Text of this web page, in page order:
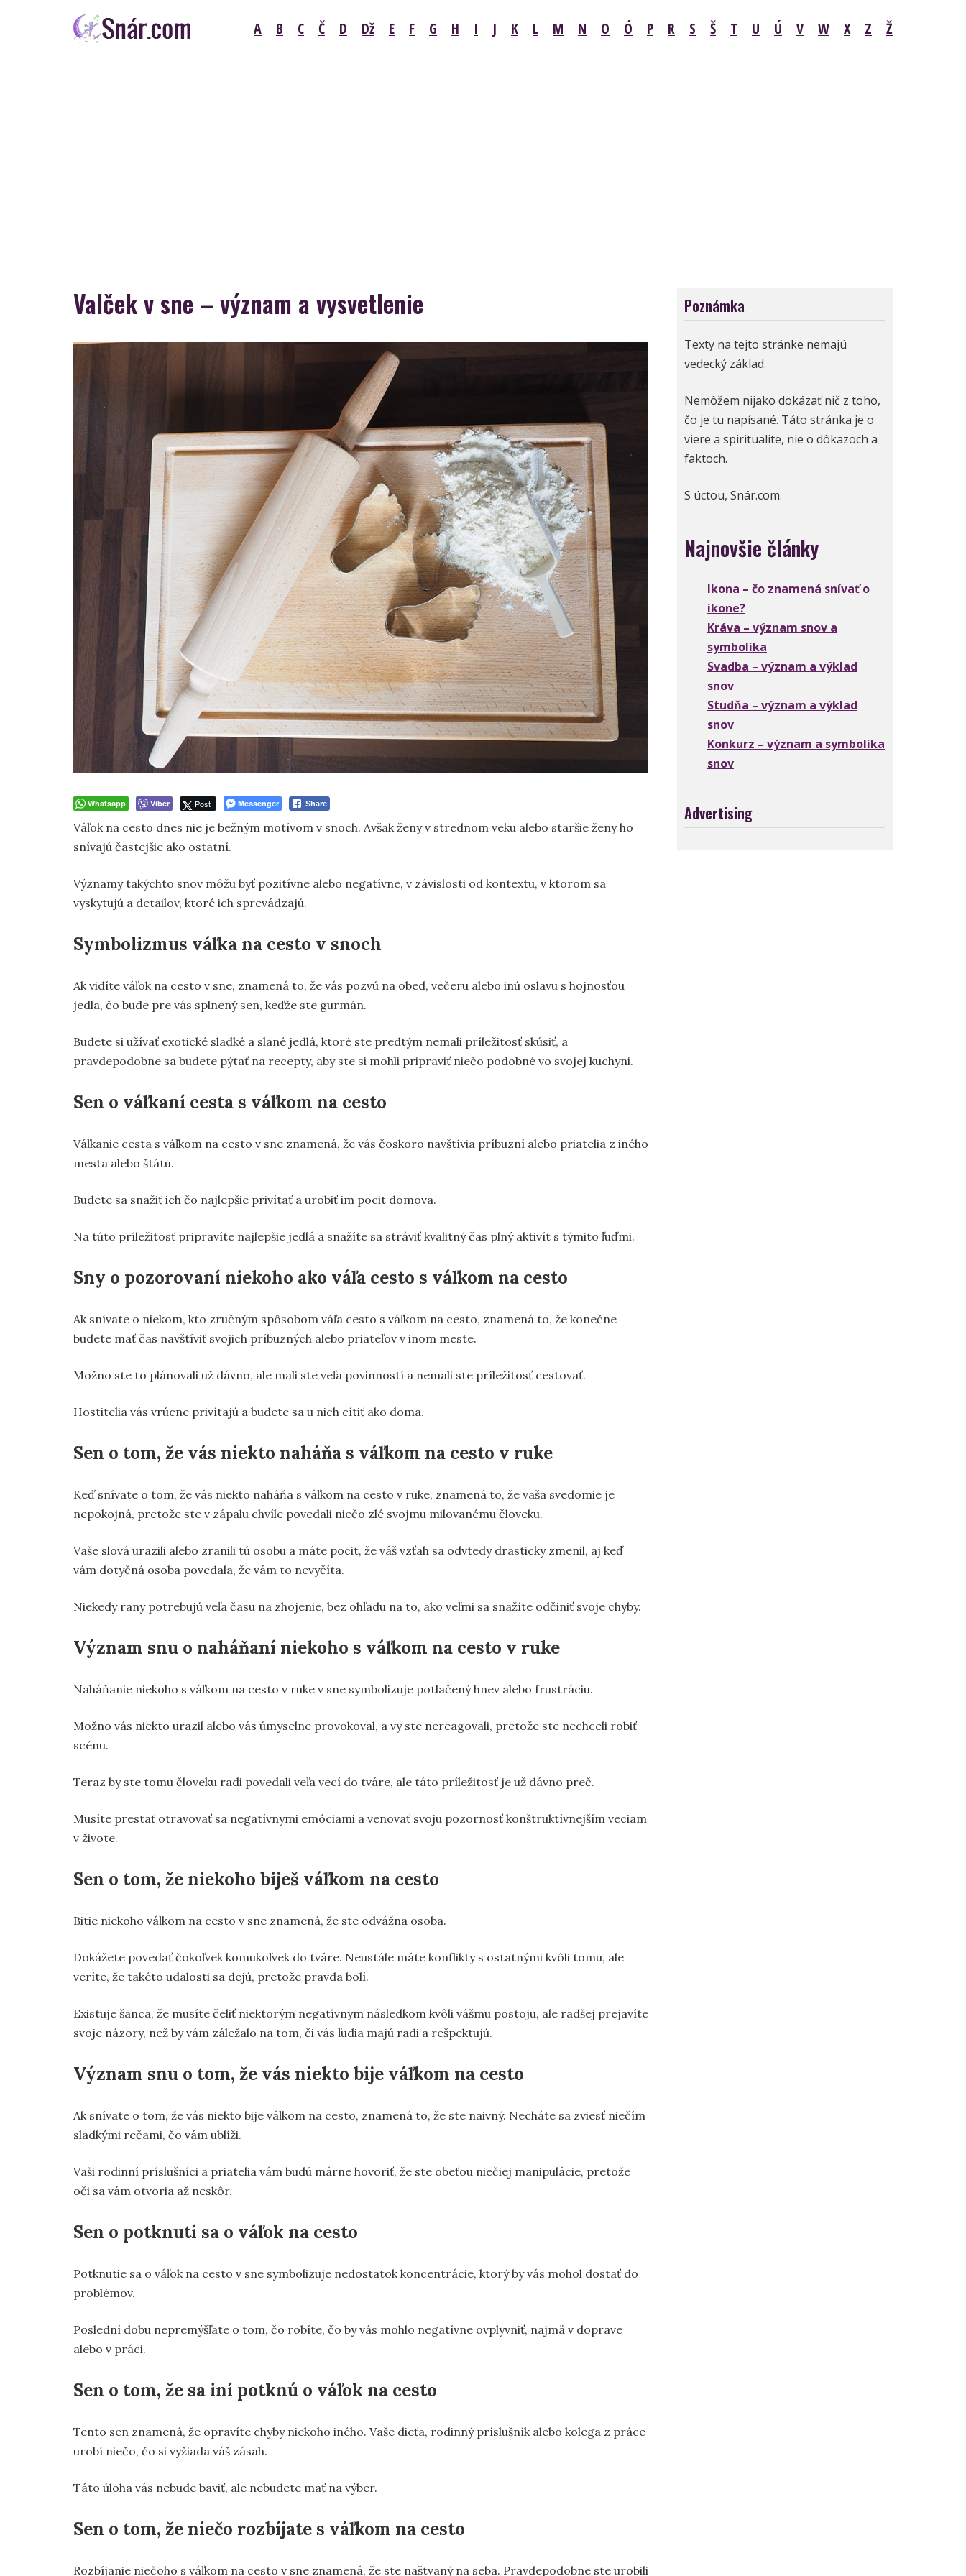
A B C Č D Dž E F G H I J K L M N O Ó P R S Š T U Ú V W X Z Ž
Valček v sne – význam a vysvetlenie
Whatsapp Viber Post Messenger Share
Váľok na cesto dnes nie je bežným motívom v snoch. Avšak ženy v strednom veku alebo staršie ženy ho
snívajú častejšie ako ostatní.
Významy takýchto snov môžu byť pozitívne alebo negatívne, v závislosti od kontextu, v ktorom sa
vyskytujú a detailov, ktoré ich sprevádzajú.
Symbolizmus váľka na cesto v snoch
Ak vidíte váľok na cesto v sne, znamená to, že vás pozvú na obed, večeru alebo inú oslavu s hojnosťou
jedla, čo bude pre vás splnený sen, keďže ste gurmán.
Budete si užívať exotické sladké a slané jedlá, ktoré ste predtým nemali príležitosť skúsiť, a
pravdepodobne sa budete pýtať na recepty, aby ste si mohli pripraviť niečo podobné vo svojej kuchyni.
Sen o váľkaní cesta s váľkom na cesto
Váľkanie cesta s váľkom na cesto v sne znamená, že vás čoskoro navštívia príbuzní alebo priatelia z iného
mesta alebo štátu.
Budete sa snažiť ich čo najlepšie privítať a urobiť im pocit domova.
Na túto príležitosť pripravíte najlepšie jedlá a snažíte sa stráviť kvalitný čas plný aktivít s týmito ľuďmi.
Sny o pozorovaní niekoho ako váľa cesto s váľkom na cesto
Ak snívate o niekom, kto zručným spôsobom váľa cesto s váľkom na cesto, znamená to, že konečne
budete mať čas navštíviť svojich príbuzných alebo priateľov v inom meste.
Možno ste to plánovali už dávno, ale mali ste veľa povinností a nemali ste príležitosť cestovať.
Hostitelia vás vrúcne privítajú a budete sa u nich cítiť ako doma.
Sen o tom, že vás niekto naháňa s váľkom na cesto v ruke
Keď snívate o tom, že vás niekto naháňa s váľkom na cesto v ruke, znamená to, že vaša svedomie je
nepokojná, pretože ste v zápalu chvíle povedali niečo zlé svojmu milovanému človeku.
Vaše slová urazili alebo zranili tú osobu a máte pocit, že váš vzťah sa odvtedy drasticky zmenil, aj keď
vám dotyčná osoba povedala, že vám to nevyčíta.
Niekedy rany potrebujú veľa času na zhojenie, bez ohľadu na to, ako veľmi sa snažíte odčiniť svoje chyby.
Význam snu o naháňaní niekoho s váľkom na cesto v ruke
Naháňanie niekoho s váľkom na cesto v ruke v sne symbolizuje potlačený hnev alebo frustráciu.
Možno vás niekto urazil alebo vás úmyselne provokoval, a vy ste nereagovali, pretože ste nechceli robiť
scénu.
Teraz by ste tomu človeku radi povedali veľa vecí do tváre, ale táto príležitosť je už dávno preč.
Musíte prestať otravovať sa negatívnymi emóciami a venovať svoju pozornosť konštruktívnejším veciam
v živote.
Sen o tom, že niekoho biješ váľkom na cesto
Bitie niekoho váľkom na cesto v sne znamená, že ste odvážna osoba.
Dokážete povedať čokoľvek komukoľvek do tváre. Neustále máte konflikty s ostatnými kvôli tomu, ale
veríte, že takéto udalosti sa dejú, pretože pravda bolí.
Existuje šanca, že musíte čeliť niektorým negatívnym následkom kvôli vášmu postoju, ale radšej prejavíte
svoje názory, než by vám záležalo na tom, či vás ľudia majú radi a rešpektujú.
Význam snu o tom, že vás niekto bije váľkom na cesto
Ak snívate o tom, že vás niekto bije váľkom na cesto, znamená to, že ste naivný. Necháte sa zviesť niečím
sladkými rečami, čo vám ublíži.
Vaši rodinní príslušníci a priatelia vám budú márne hovoriť, že ste obeťou niečiej manipulácie, pretože
oči sa vám otvoria až neskôr.
Sen o potknutí sa o váľok na cesto
Potknutie sa o váľok na cesto v sne symbolizuje nedostatok koncentrácie, ktorý by vás mohol dostať do
problémov.
Poslední dobu nepremýšľate o tom, čo robíte, čo by vás mohlo negatívne ovplyvniť, najmä v doprave
alebo v práci.
Sen o tom, že sa iní potknú o váľok na cesto
Tento sen znamená, že opravíte chyby niekoho iného. Vaše dieťa, rodinný príslušník alebo kolega z práce
urobí niečo, čo si vyžiada váš zásah.
Táto úloha vás nebude baviť, ale nebudete mať na výber.
Sen o tom, že niečo rozbíjate s váľkom na cesto
Rozbíjanie niečoho s váľkom na cesto v sne znamená, že ste naštvaný na seba. Pravdepodobne ste urobili
Poznámka
Texty na tejto stránke nemajú
vedecký základ.
Nemôžem nijako dokázať nič z toho,
čo je tu napísané. Táto stránka je o
viere a spiritualite, nie o dôkazoch a
faktoch.
S úctou, Snár.com.
Najnovšie články
Ikona – čo znamená snívať o
ikone?
Kráva – význam snov a
symbolika
Svadba – význam a výklad
snov
Studňa – význam a výklad
snov
Konkurz – význam a symbolika
snov
Advertising